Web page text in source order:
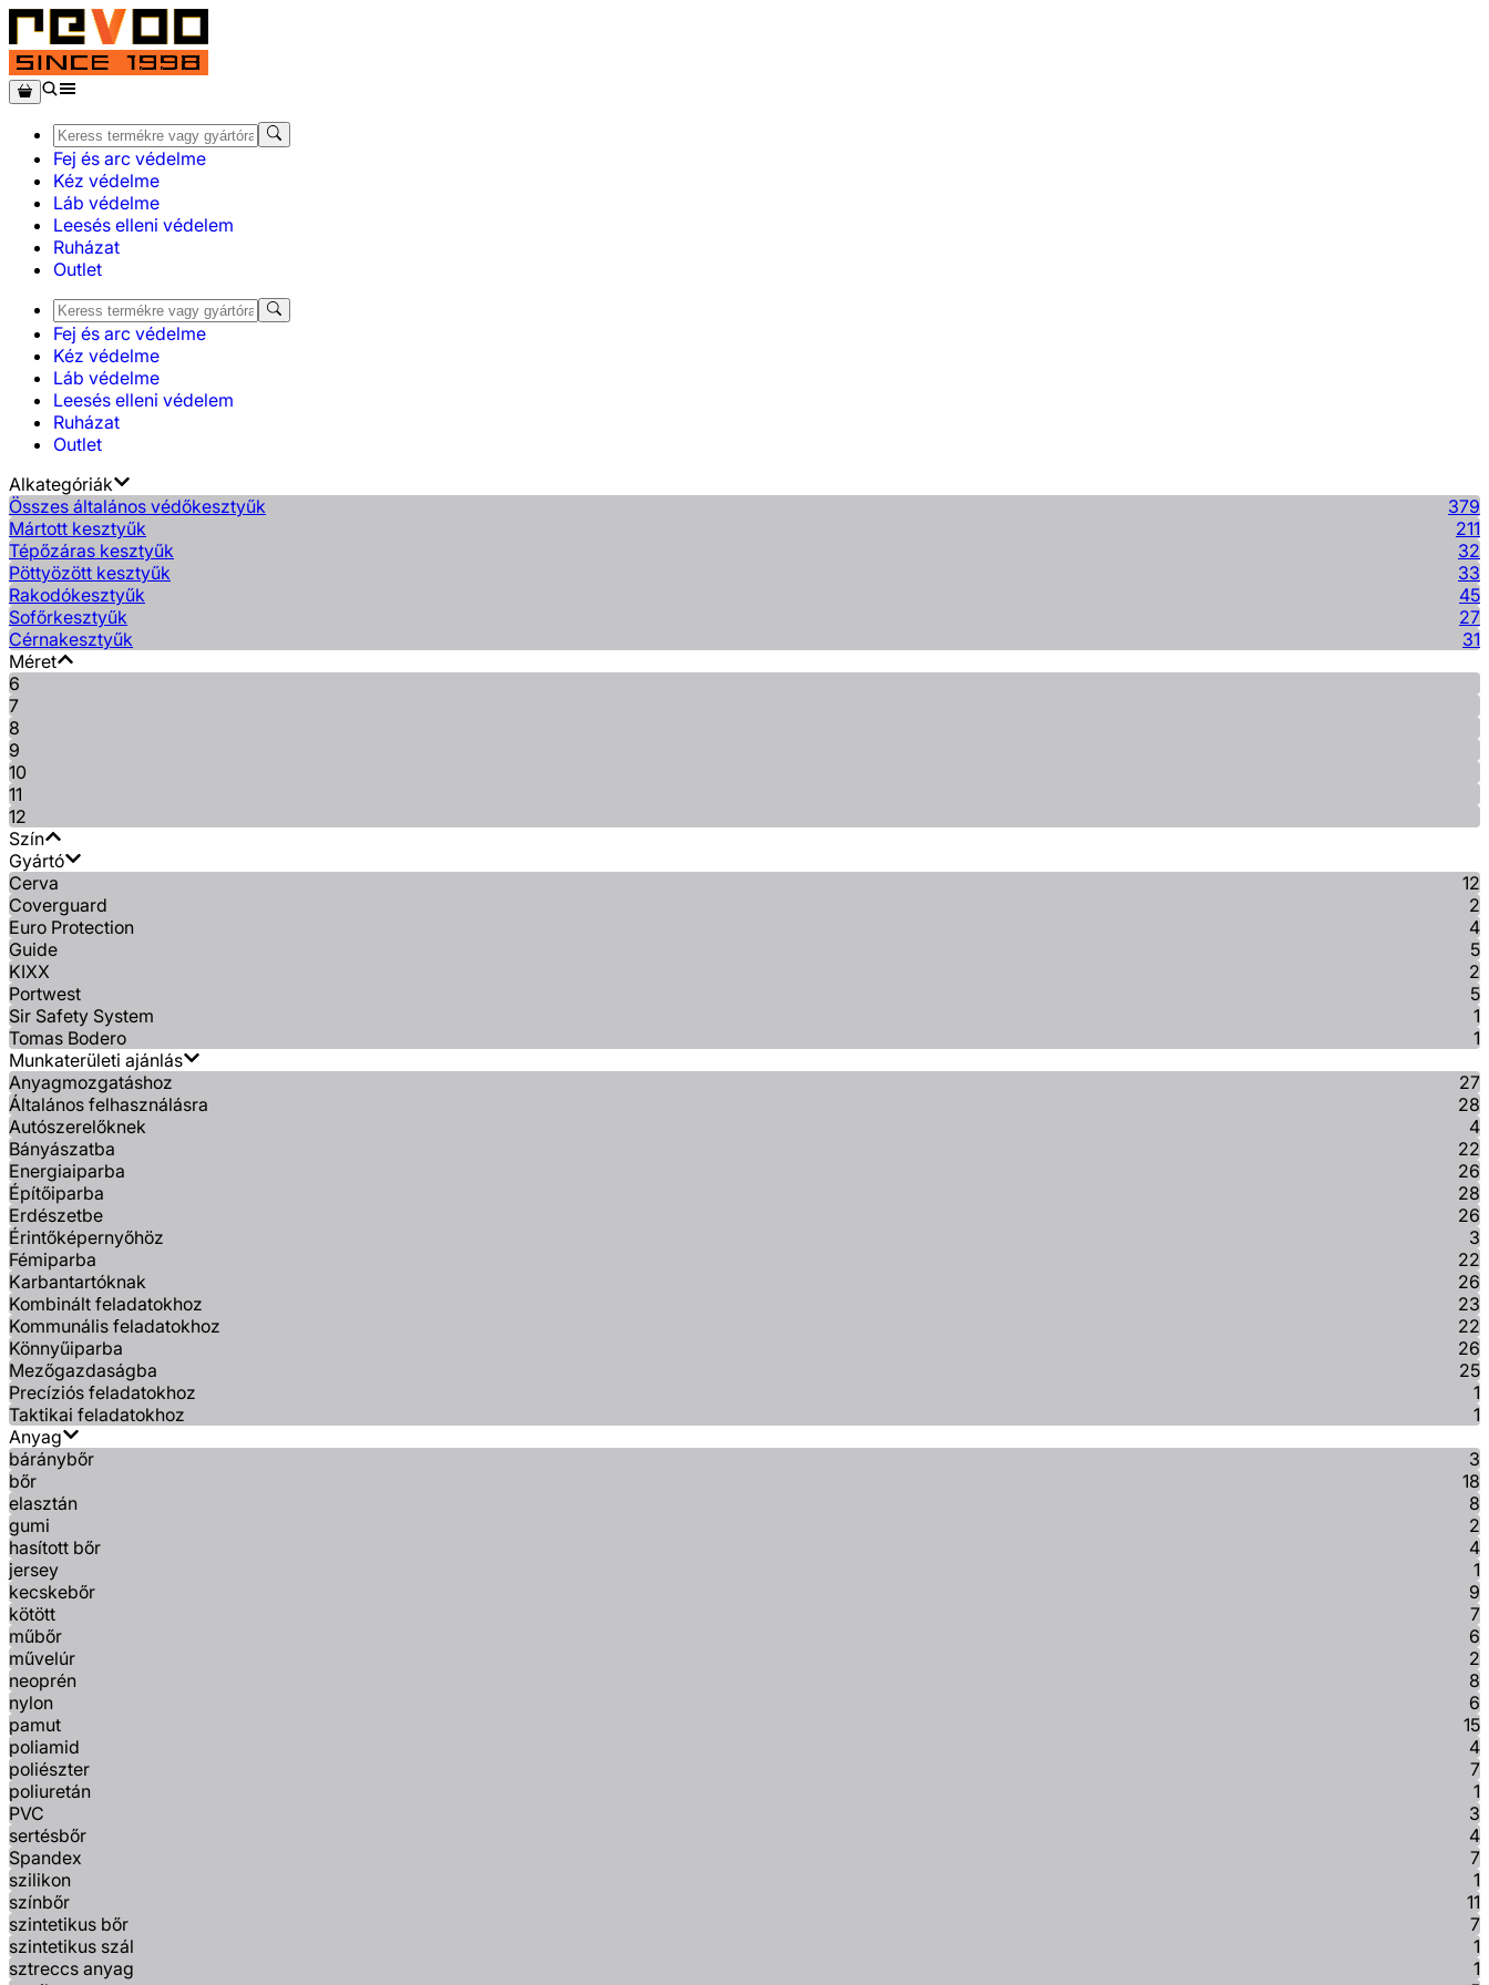
Fej és arc védelme
Kéz védelme
Láb védelme
Leesés elleni védelem
Ruházat
Outlet
Fej és arc védelme
Kéz védelme
Láb védelme
Leesés elleni védelem
Ruházat
Outlet
Alkategóriák
Összes általános védőkesztyűk
379
Mártott kesztyűk
211
Tépőzáras kesztyűk
32
Pöttyözött kesztyűk
33
Rakodókesztyűk
45
Sofőrkesztyűk
27
Cérnakesztyűk
31
Méret
6
7
8
9
10
11
12
Szín
Gyártó
Cerva
12
Coverguard
2
Euro Protection
4
Guide
5
KIXX
2
Portwest
5
Sir Safety System
1
Tomas Bodero
1
Munkaterületi ajánlás
Anyagmozgatáshoz
27
Általános felhasználásra
28
Autószerelőknek
4
Bányászatba
22
Energiaiparba
26
Építőiparba
28
Erdészetbe
26
Érintőképernyőhöz
3
Fémiparba
22
Karbantartóknak
26
Kombinált feladatokhoz
23
Kommunális feladatokhoz
22
Könnyűiparba
26
Mezőgazdaságba
25
Precíziós feladatokhoz
1
Taktikai feladatokhoz
1
Anyag
báránybőr
3
bőr
18
elasztán
8
gumi
2
hasított bőr
4
jersey
1
kecskebőr
9
kötött
7
műbőr
6
művelúr
2
neoprén
8
nylon
6
pamut
15
poliamid
4
poliészter
7
poliuretán
1
PVC
3
sertésbőr
4
Spandex
7
szilikon
1
színbőr
11
szintetikus bőr
7
szintetikus szál
1
sztreccs anyag
1